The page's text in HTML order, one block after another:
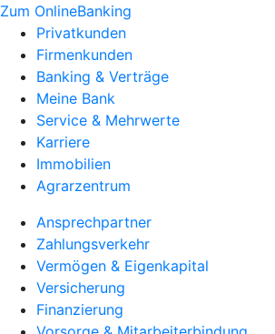
Zum OnlineBanking
Privatkunden
Firmenkunden
Banking & Verträge
Meine Bank
Service & Mehrwerte
Karriere
Immobilien
Agrarzentrum
Ansprechpartner
Zahlungsverkehr
Vermögen & Eigenkapital
Versicherung
Finanzierung